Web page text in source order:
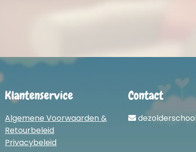
Klantenservice
Algemene Voorwaarden &
Retourbeleid
Privacybeleid
Contact